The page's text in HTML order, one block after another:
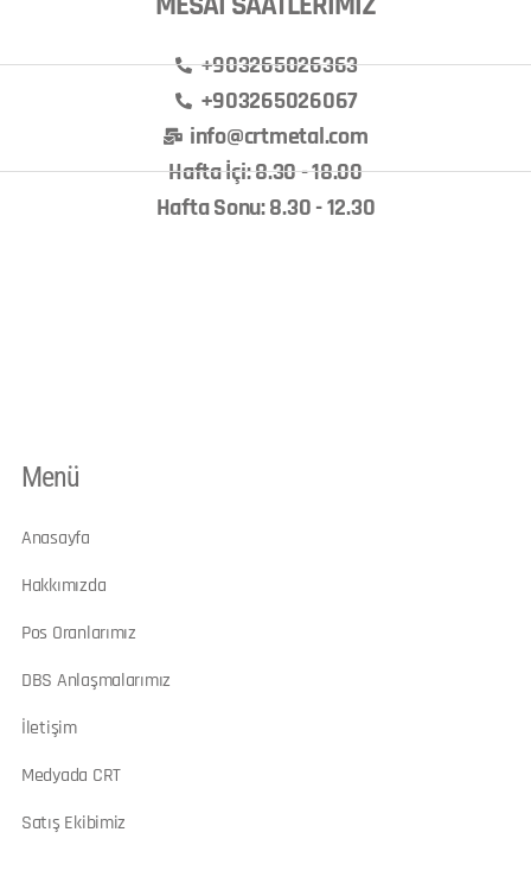
+903265026363
+903265026067
info@crtmetal.com
Hafta İçi: 8.30 - 18.00
Hafta Sonu: 8.30 - 12.30
Menü
Anasayfa
Hakkımızda
Pos Oranlarımız
DBS Anlaşmalarımız
İletişim
Medyada CRT
Satış Ekibimiz